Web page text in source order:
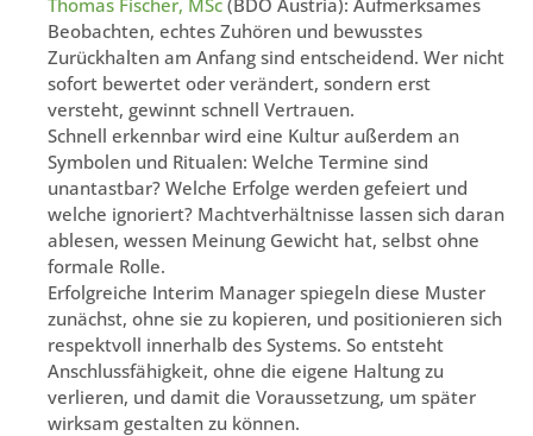
Beobachten, echtes Zuhören und bewusstes
Zurückhalten am Anfang sind entscheidend. Wer nicht
sofort bewertet oder verändert, sondern erst
versteht, gewinnt schnell Vertrauen.
Schnell erkennbar wird eine Kultur außerdem an
Symbolen und Ritualen: Welche Termine sind
unantastbar? Welche Erfolge werden gefeiert und
welche ignoriert? Machtverhältnisse lassen sich daran
ablesen, wessen Meinung Gewicht hat, selbst ohne
formale Rolle.
Erfolgreiche Interim Manager spiegeln diese Muster
zunächst, ohne sie zu kopieren, und positionieren sich
respektvoll innerhalb des Systems. So entsteht
Anschlussfähigkeit, ohne die eigene Haltung zu
verlieren, und damit die Voraussetzung, um später
wirksam gestalten zu können.